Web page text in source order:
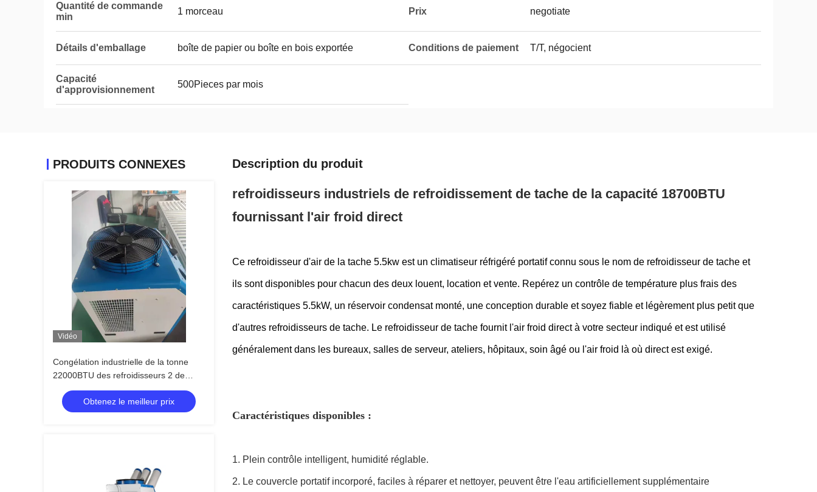
Quantité de commande
min
1 morceau Prix negotiate
Détails d'emballage boîte de papier ou boîte en bois exportée Conditions de paiement T/T, négocient
Capacité
d'approvisionnement
500Pieces par mois
PRODUITS CONNEXES
Vidéo
Congélation industrielle de la tonne
22000BTU des refroidisseurs 2 de
tache de reprise automatique anti
Obtenez le meilleur prix
Description du produit
refroidisseurs industriels de refroidissement de tache de la capacité 18700BTU
fournissant l'air froid direct
Ce refroidisseur d'air de la tache 5.5kw est un climatiseur réfrigéré portatif connu sous le nom de refroidisseur de tache et
ils sont disponibles pour chacun des deux louent, location et vente. Repérez un contrôle de température plus frais des
caractéristiques 5.5kW, un réservoir condensat monté, une conception durable et soyez fiable et légèrement plus petit que
d'autres refroidisseurs de tache. Le refroidisseur de tache fournit l'air froid direct à votre secteur indiqué et est utilisé
généralement dans les bureaux, salles de serveur, ateliers, hôpitaux, soin âgé ou l'air froid là où direct est exigé.
Caractéristiques disponibles :
1. Plein contrôle intelligent, humidité réglable.
2. Le couvercle portatif incorporé, faciles à réparer et nettoyer, peuvent être l'eau artificiellement supplémentaire